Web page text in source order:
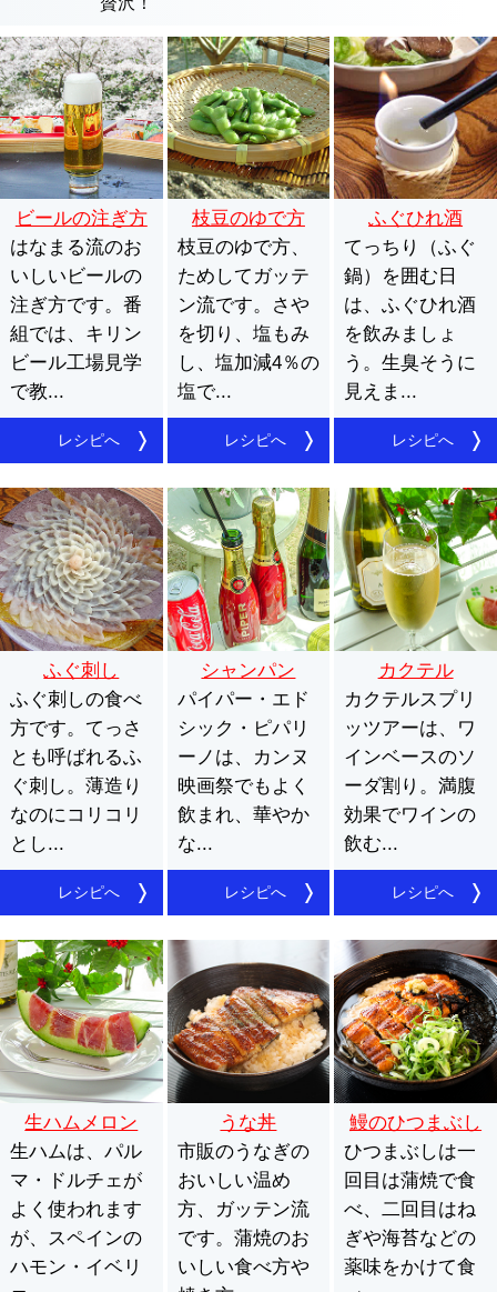
ビールの注ぎ方
はなまる流のお
いしいビールの
注ぎ方です。番
組では、キリン
ビール工場見学
で教...
レシピへ
枝豆のゆで方
枝豆のゆで方、
ためしてガッテ
ン流です。さや
を切り、塩もみ
し、塩加減4％の
塩で...
レシピへ
ふぐひれ酒
てっちり（ふぐ
鍋）を囲む日
は、ふぐひれ酒
を飲みましょ
う。生臭そうに
見えま...
レシピへ
ふぐ刺し
ふぐ刺しの食べ
方です。てっさ
とも呼ばれるふ
ぐ刺し。薄造り
なのにコリコリ
とし...
レシピへ
シャンパン
パイパー・エド
シック・ピパリ
ーノは、カンヌ
映画祭でもよく
飲まれ、華やか
な...
レシピへ
カクテル
カクテルスプリ
ッツアーは、ワ
インベースのソ
ーダ割り。満腹
効果でワインの
飲む...
レシピへ
生ハムメロン
生ハムは、パル
マ・ドルチェが
よく使われます
が、スペインの
ハモン・イベリ
うな丼
市販のうなぎの
おいしい温め
方、ガッテン流
です。蒲焼のお
いしい食べ方や
鰻のひつまぶし
ひつまぶしは一
回目は蒲焼で食
べ、二回目はね
ぎや海苔などの
薬味をかけて食